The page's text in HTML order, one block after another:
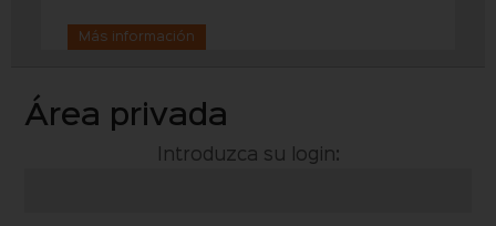
Más información
Área privada
Introduzca su login: